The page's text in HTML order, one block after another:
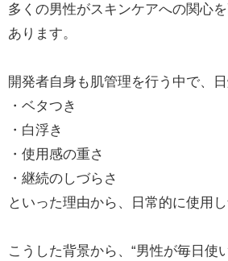
多くの男性がスキンケアへの関心
あります。
開発者自身も肌管理を行う中で、
・ベタつき
・白浮き
・使用感の重さ
・継続のしづらさ
といった理由から、日常的に使用
こうした背景から、“男性が毎日使